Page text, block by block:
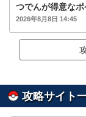
つでんが得意なポ
2026年8月8日 14:45
攻略サイト